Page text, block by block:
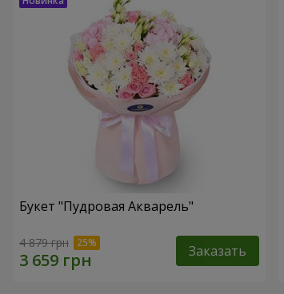
Букет "Пудровая Акварель"
4 879 грн Заказать